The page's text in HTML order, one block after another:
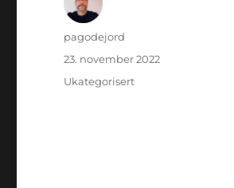
Forfatter
pagodejord
Publisert
23. november 2022
Kategorier
Ukategorisert